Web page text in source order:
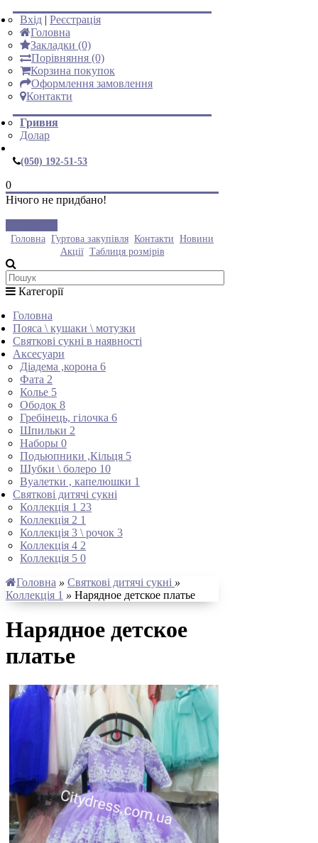
Вхід | Реєстрація
Головна
Закладки (0)
Порівняння (0)
Корзина покупок
Оформлення замовлення
Контакти
Гривня
Долар
(050) 192-51-53
0
Нічого не придбано!
Головна Гуртова закупівля Контакти Новини
Акції Таблиця розмірів
Категорії
Головна
Пояса \ кушаки \ мотузки
Святкові сукні в наявності
Аксесуари
Діадема ,корона 6
Фата 2
Колье 5
Ободок 8
Гребінець, гілочка 6
Шпильки 2
Наборы 0
Подьюпники ,Кільця 5
Шубки \ болеро 10
Вуалетки , капелюшки 1
Святкові дитячі сукні
Коллекція 1 23
Коллекція 2 1
Коллекція 3 \ рочок 3
Коллекція 4 2
Коллекція 5 0
Головна » Святкові дитячі сукні »
Коллекція 1 » Нарядное детское платье
Нарядное детское
платье